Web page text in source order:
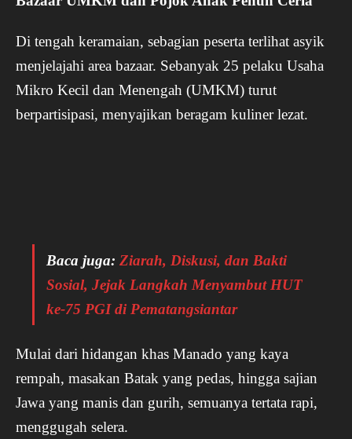
Di tengah keramaian, sebagian peserta terlihat asyik
menjelajahi area bazaar. Sebanyak 25 pelaku Usaha
Mikro Kecil dan Menengah (UMKM) turut
berpartisipasi, menyajikan beragam kuliner lezat.
Baca juga: Ziarah, Diskusi, dan Bakti
Sosial, Jejak Langkah Menyambut HUT
ke-75 PGI di Pematangsiantar
Mulai dari hidangan khas Manado yang kaya
rempah, masakan Batak yang pedas, hingga sajian
Jawa yang manis dan gurih, semuanya tertata rapi,
menggugah selera.